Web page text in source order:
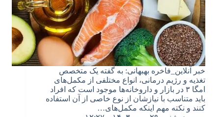
خبر آنلاین_فاخره بهبهانی: به گفته یک متخصص
تغذیه و رژیم درمانی، انواع مختلفی از مکمل‌های
امگا ۳ در بازار و داروخانه‌ها موجود است که افراد
باید متناسب با نیازشان از نوع خاصی از آن استفاده
کنند و نکته مهم اینکه مکمل‌های…